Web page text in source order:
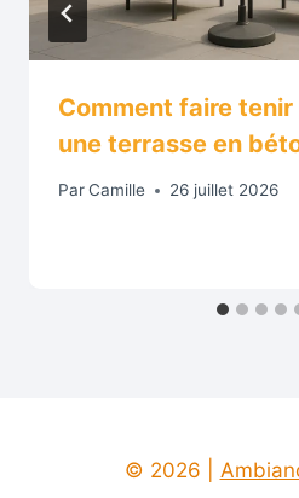
Comment faire
une terrasse en
ParCamille 26 juillet 2026
© 2026 |